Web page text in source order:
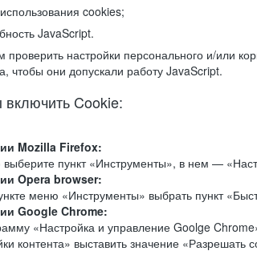
cookies;
JavaScript.
проверить настройки персонального и/или
чтобы они допускали работу JavaScript.
включить Cookie:
Mozilla Firefox:
пункт «Инструменты», в нем —
Opera browser:
меню «Инструменты» выбрать пункт
Google Chrome:
«Настройка и управление Goolge
контента» выставить значение